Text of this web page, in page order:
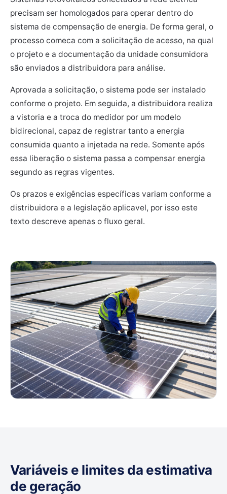
precisam ser homologados para operar dentro do
sistema de compensação de energia. De forma geral, o
processo comeca com a solicitação de acesso, na qual
o projeto e a documentação da unidade consumidora
são enviados a distribuidora para análise.
Aprovada a solicitação, o sistema pode ser instalado
conforme o projeto. Em seguida, a distribuidora realiza
a vistoria e a troca do medidor por um modelo
bidirecional, capaz de registrar tanto a energia
consumida quanto a injetada na rede. Somente após
essa liberação o sistema passa a compensar energia
segundo as regras vigentes.
Os prazos e exigências específicas variam conforme a
distribuidora e a legislação aplicavel, por isso este
texto descreve apenas o fluxo geral.
Variáveis e limites da estimativa
de geração